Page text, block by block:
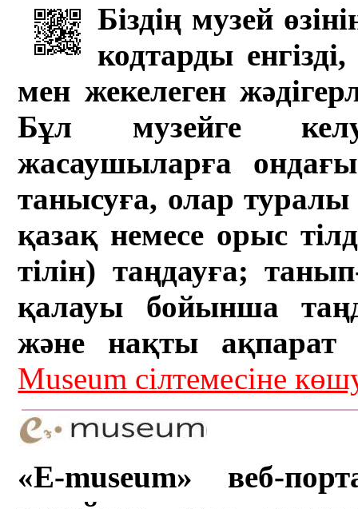
Біздің музей
кодтарды
мен жекелеген
Бұл музейге
жасаушыларға
танысуға, олар туралы
қазақ немесе орыс
тілін) таңдауға;
қалауы бойынша
және нақты ақпарат
Museum сілтемесіне
«E-museum» веб-